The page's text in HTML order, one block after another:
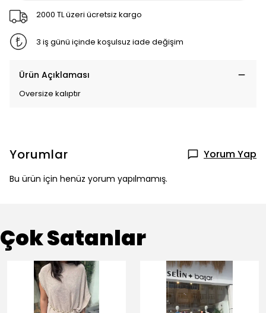
2000 TL üzeri ücretsiz kargo
3 iş günü içinde koşulsuz iade değişim
Ürün Açıklaması
Oversize kalıptır
Yorumlar Yorum Yap
Bu ürün için henüz yorum yapılmamış.
Çok Satanlar